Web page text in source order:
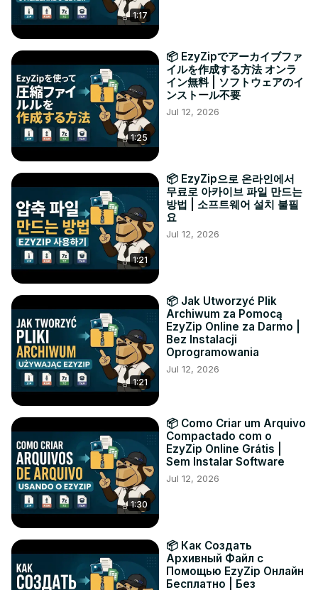
1:17
1:25
📦 EzyZipでアーカイブファ
イルを作成する方法 オンラ
イン無料 | ソフトウェアのイ
ンストール不要
Jul 12, 2026
1:21
📦 EzyZip으로 온라인에서
무료로 아카이브 파일 만드는
방법 | 소프트웨어 설치 불필
요
Jul 12, 2026
1:21
📦 Jak Utworzyć Plik
Archiwum za Pomocą
EzyZip Online za Darmo |
Bez Instalacji
Oprogramowania
Jul 12, 2026
1:30
📦 Como Criar um Arquivo
Compactado com o
EzyZip Online Grátis |
Sem Instalar Software
Jul 12, 2026
📦 Как Создать
Архивный Файл с
Помощью EzyZip Онлайн
Бесплатно | Без